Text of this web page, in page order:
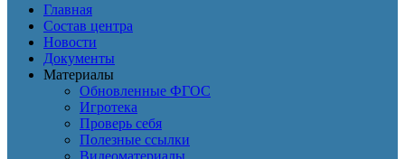
Главная
Состав центра
Новости
Документы
Материалы
Обновленные ФГОС
Игротека
Проверь себя
Полезные ссылки
Видеоматериалы